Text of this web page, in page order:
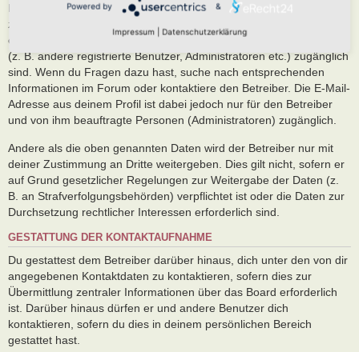
Profils und die von dir erstellten Beiträge im Internet öffentlich
zugänglich sein können. Der Betreiber kann jedoch festlegen, dass
einzelne Informationen nur für einen eingeschränkten Nutzerkreis
(z. B. andere registrierte Benutzer, Administratoren etc.) zugänglich
sind. Wenn du Fragen dazu hast, suche nach entsprechenden
Informationen im Forum oder kontaktiere den Betreiber. Die E-Mail-
Adresse aus deinem Profil ist dabei jedoch nur für den Betreiber
und von ihm beauftragte Personen (Administratoren) zugänglich.
Andere als die oben genannten Daten wird der Betreiber nur mit
deiner Zustimmung an Dritte weitergeben. Dies gilt nicht, sofern er
auf Grund gesetzlicher Regelungen zur Weitergabe der Daten (z.
B. an Strafverfolgungsbehörden) verpflichtet ist oder die Daten zur
Durchsetzung rechtlicher Interessen erforderlich sind.
GESTATTUNG DER KONTAKTAUFNAHME
Du gestattest dem Betreiber darüber hinaus, dich unter den von dir
angegebenen Kontaktdaten zu kontaktieren, sofern dies zur
Übermittlung zentraler Informationen über das Board erforderlich
ist. Darüber hinaus dürfen er und andere Benutzer dich
kontaktieren, sofern du dies in deinem persönlichen Bereich
gestattet hast.
Powered by &
Impressum Datenschutzerklärung